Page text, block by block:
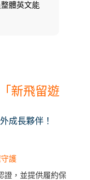
體英文能
新飛留遊
成長夥伴！
護
證，並提供履約保